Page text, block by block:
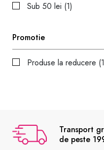
Sub 50 lei (1)
Promotie
Produse la reducere
Transport
de peste